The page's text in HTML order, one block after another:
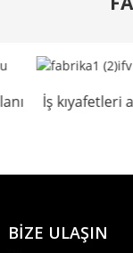
İş kıyafetleri
BİZE ULAŞIN